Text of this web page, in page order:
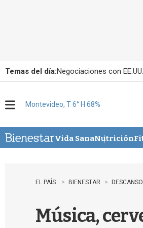
Temas del día:Negociaciones con EE.UU.
u
Montevideo, T 6° H 68%
Vida SanaNutrición
EL PAÍS BIENESTAR DESCANSO
Música,